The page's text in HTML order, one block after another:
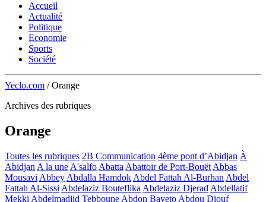
Accueil
Actualité
Politique
Economie
Sports
Société
Yeclo.com / Orange
Archives des rubriques
Orange
Toutes les rubriques 2B Communication 4ème pont d’Abidjan À
Abidjan A la une A'salfo Abatta Abattoir de Port-Bouët Abbas
Mousavi Abbey Abdalla Hamdok Abdel Fattah Al-Burhan Abdel
Fattah Al-Sissi Abdelaziz Bouteflika Abdelaziz Djerad Abdellatif
Mekki Abdelmadjid Tebboune Abdon Bayeto Abdou Diouf